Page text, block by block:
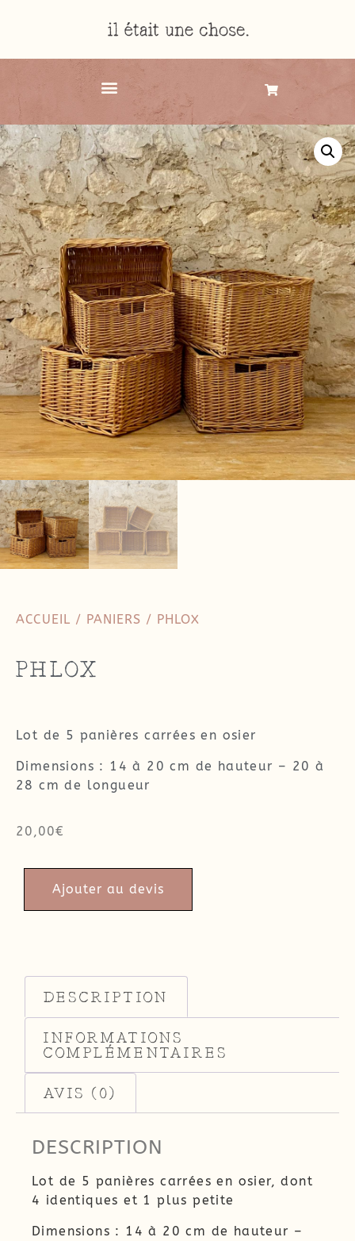
ACCUEIL / PANIERS / PHLOX
PHLOX
Lot de 5 panières carrées en osier
Dimensions : 14 à 20 cm de hauteur – 20 à
28 cm de longueur
20,00€
Ajouter au devis
DESCRIPTION
INFORMATIONS
COMPLÉMENTAIRES
AVIS (0)
DESCRIPTION
Lot de 5 panières carrées en osier, dont
4 identiques et 1 plus petite
Dimensions : 14 à 20 cm de hauteur –